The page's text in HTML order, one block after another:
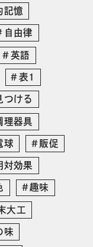
記憶
自由律
英語
表1
つける
理器具
球 販促
対効果
趣味
大工
味